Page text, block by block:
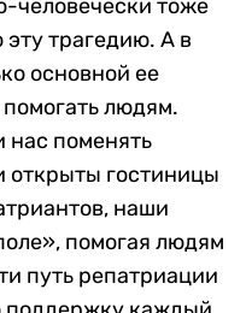
человечески тоже
трагедию. А в
основной ее
людям.
нас поменять
открыты гостиницы
наши
помогая людям
путь репатриации